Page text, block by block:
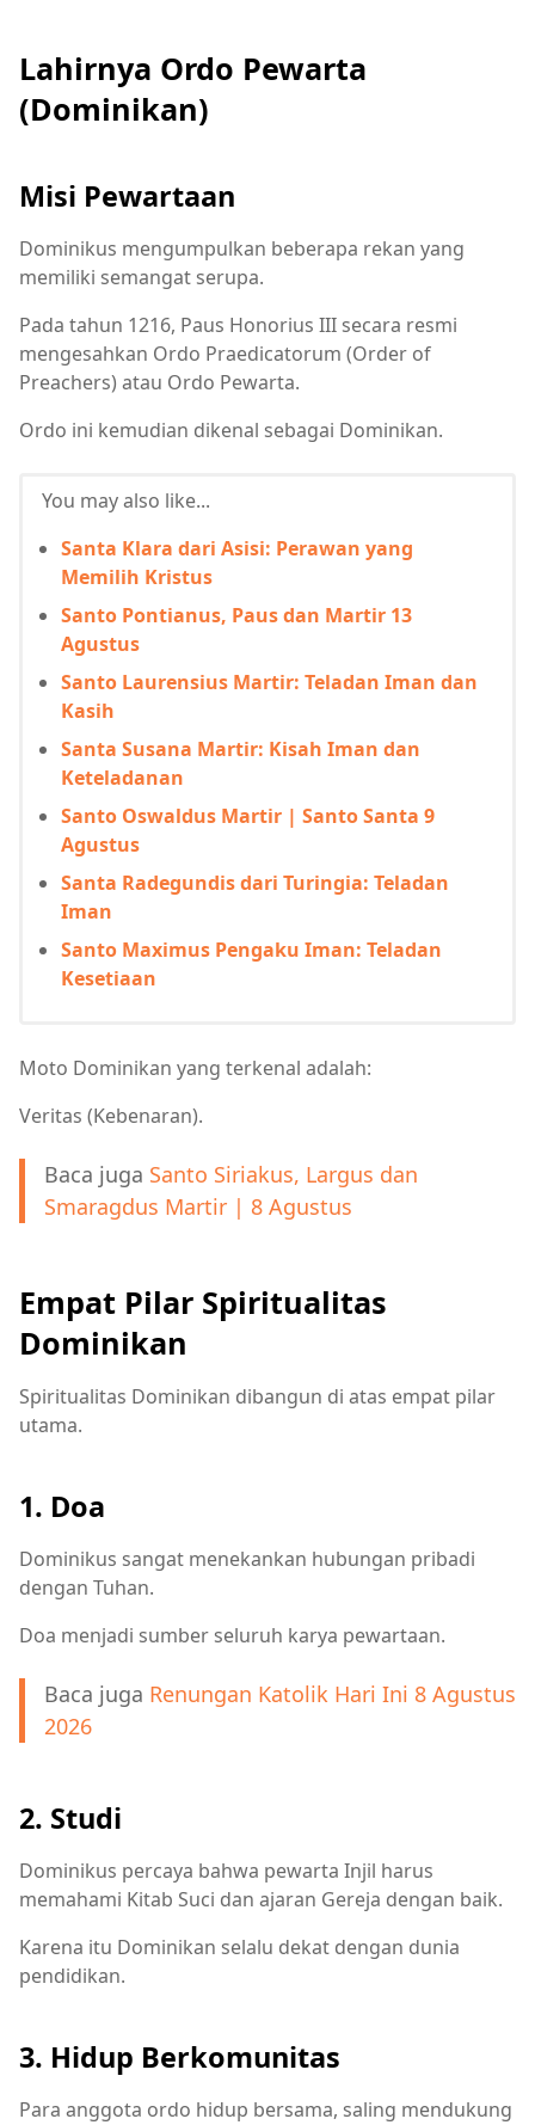
Lahirnya Ordo Pewarta
(Dominikan)
Misi Pewartaan
Dominikus mengumpulkan beberapa rekan yang
memiliki semangat serupa.
Pada tahun 1216, Paus Honorius III secara resmi
mengesahkan Ordo Praedicatorum (Order of
Preachers) atau Ordo Pewarta.
Ordo ini kemudian dikenal sebagai Dominikan.
You may also like...
Santa Klara dari Asisi: Perawan yang
Memilih Kristus
Santo Pontianus, Paus dan Martir 13
Agustus
Santo Laurensius Martir: Teladan Iman dan
Kasih
Santa Susana Martir: Kisah Iman dan
Keteladanan
Santo Oswaldus Martir | Santo Santa 9
Agustus
Santa Radegundis dari Turingia: Teladan
Iman
Santo Maximus Pengaku Iman: Teladan
Kesetiaan
Moto Dominikan yang terkenal adalah:
Veritas (Kebenaran).
Baca juga Santo Siriakus, Largus dan
Smaragdus Martir | 8 Agustus
Empat Pilar Spiritualitas
Dominikan
Spiritualitas Dominikan dibangun di atas empat pilar
utama.
1. Doa
Dominikus sangat menekankan hubungan pribadi
dengan Tuhan.
Doa menjadi sumber seluruh karya pewartaan.
Baca juga Renungan Katolik Hari Ini 8 Agustus
2026
2. Studi
Dominikus percaya bahwa pewarta Injil harus
memahami Kitab Suci dan ajaran Gereja dengan baik.
Karena itu Dominikan selalu dekat dengan dunia
pendidikan.
3. Hidup Berkomunitas
Para anggota ordo hidup bersama, saling mendukung